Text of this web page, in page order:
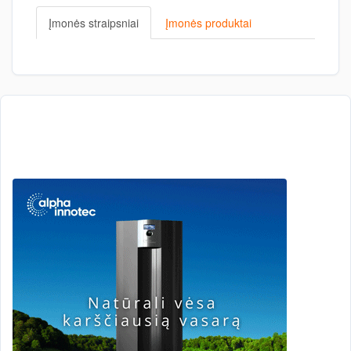
Įmonės straipsniai Įmonės produktai